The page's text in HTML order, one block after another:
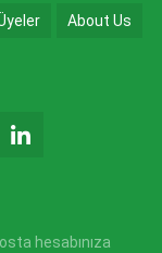
About Us
hesabınıza